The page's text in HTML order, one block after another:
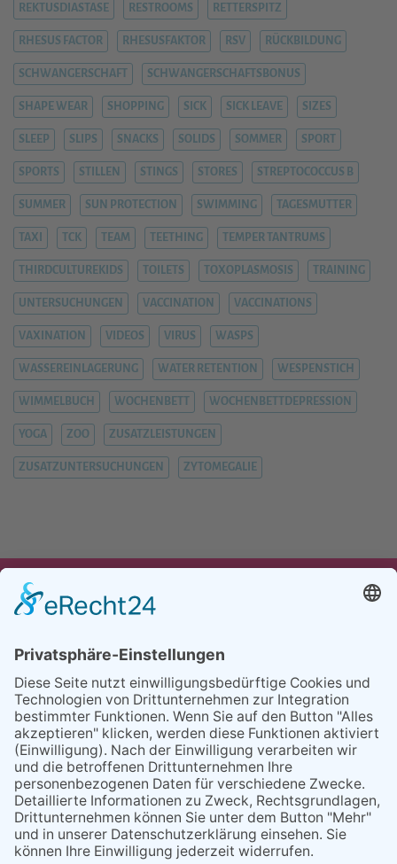
REKTUSDIASTASE RESTROOMS RETTERSPITZ
RHESUS FACTOR RHESUSFAKTOR RSV RÜCKBILDUNG
SCHWANGERSCHAFT SCHWANGERSCHAFTSBONUS
SHAPE WEAR SHOPPING SICK SICK LEAVE SIZES
SLEEP SLIPS SNACKS SOLIDS SOMMER SPORT
SPORTS STILLEN STINGS STORES STREPTOCOCCUS B
SUMMER SUN PROTECTION SWIMMING TAGESMUTTER
TAXI TCK TEAM TEETHING TEMPER TANTRUMS
THIRDCULTUREKIDS TOILETS TOXOPLASMOSIS TRAINING
UNTERSUCHUNGEN VACCINATION VACCINATIONS
VAXINATION VIDEOS VIRUS WASPS
WASSEREINLAGERUNG WATER RETENTION WESPENSTICH
WIMMELBUCH WOCHENBETT WOCHENBETTDEPRESSION
YOGA ZOO ZUSATZLEISTUNGEN
ZUSATZUNTERSUCHUNGEN ZYTOMEGALIE
UNSER ANGEBOT
PARTNER
REFERENZEN
BLOG
FAQ
KONTAKT
BESUCHEN
BESUCHEN